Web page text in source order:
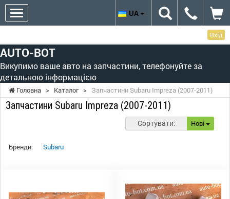
Вхід
AUTO-BOT
Викупимо ваше авто на запчастини, телефонуйте за
детальною інформацією
UA
Головна > Каталог > Запчастини Subaru Impreza (2007-2011)
Запчастини Subaru Impreza (2007-2011)
Сортувати: Нові
Бренди: Subaru